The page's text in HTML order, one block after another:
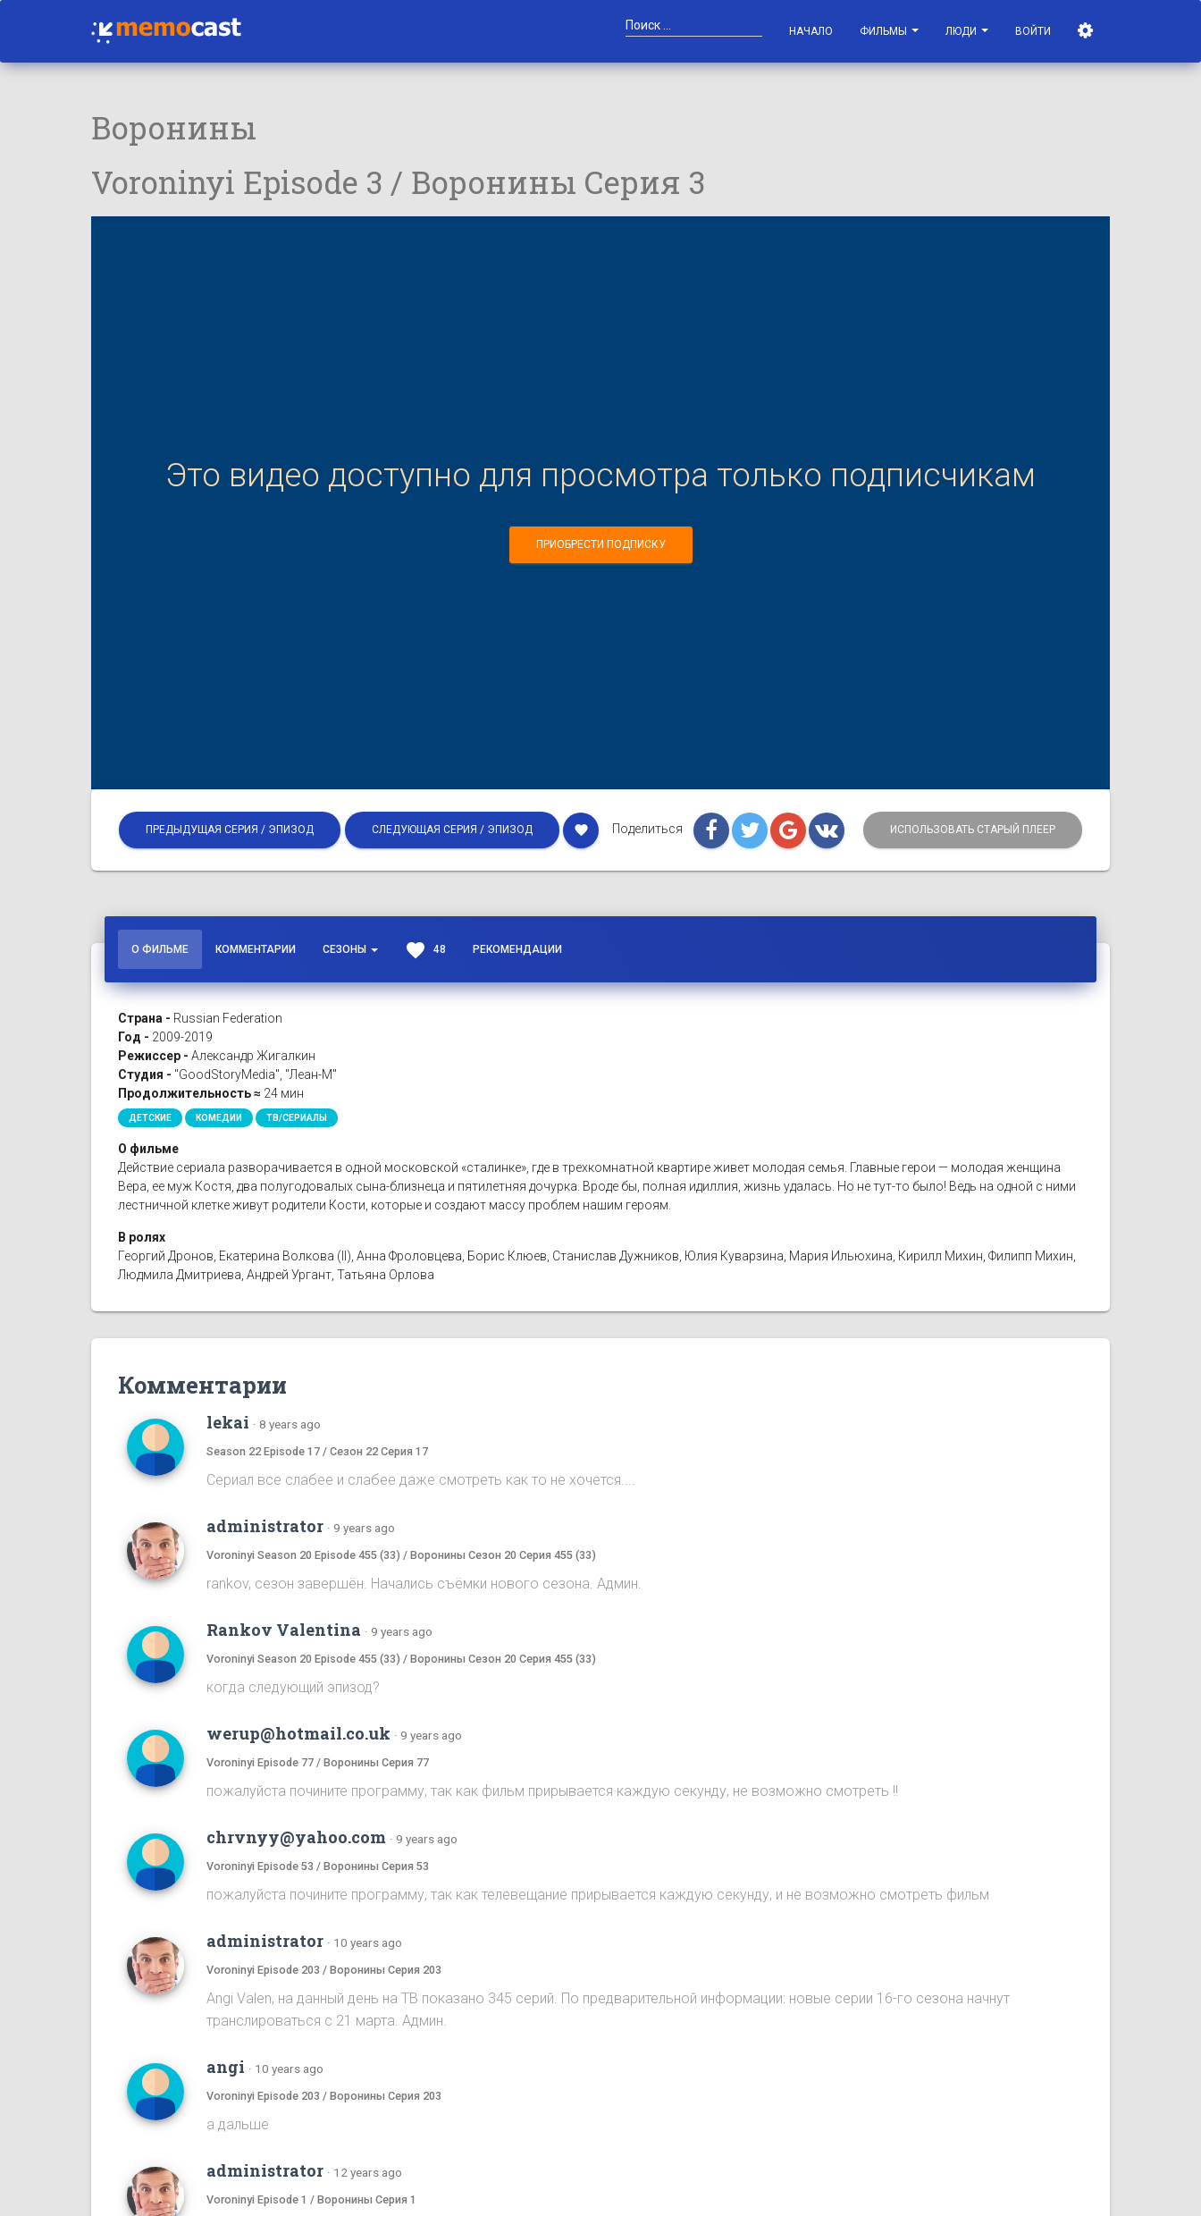
НАЧАЛО ФИЛЬМЫ ЛЮДИ ВОЙТИ
Воронины
Voroninyi Episode 3 / Воронины Серия 3
Это видео доступно для просмотра только подписчикам
ПРИОБРЕСТИ ПОДПИСКУ
ПРЕДЫДУЩАЯ СЕРИЯ / ЭПИЗОД СЛЕДУЮЩАЯ СЕРИЯ / ЭПИЗОД favorite Поделиться ИСПОЛЬЗОВАТЬ СТАРЫЙ ПЛЕЕР
О ФИЛЬМЕ КОММЕНТАРИИ СЕЗОНЫ favorite 48 РЕКОМЕНДАЦИИ
Страна - Russian Federation
Год - 2009-2019
Режиссер - Александр Жигалкин
Студия - "GoodStoryMedia", "Леан-М"
Продолжительность ≈ 24 мин
ДЕТСКИЕ КОМЕДИИ ТВ/СЕРИАЛЫ
О фильме
Действие сериала разворачивается в одной московской «сталинке», где в трехкомнатной квартире живет молодая семья. Главные герои — молодая женщина
Вера, ее муж Костя, два полугодовалых сына-близнеца и пятилетняя дочурка. Вроде бы, полная идиллия, жизнь удалась. Но не тут-то было! Ведь на одной с ними
лестничной клетке живут родители Кости, которые и создают массу проблем нашим героям.
В ролях
Георгий Дронов, Екатерина Волкова (II), Анна Фроловцева, Борис Клюев, Станислав Дужников, Юлия Куварзина, Мария Ильюхина, Кирилл Михин, Филипп Михин,
Людмила Дмитриева, Андрей Ургант, Татьяна Орлова
Комментарии
lekai · 8 years ago
Season 22 Episode 17 / Сезон 22 Серия 17
Сериал все слабее и слабее даже смотреть как то не хочется....
administrator · 9 years ago
Voroninyi Season 20 Episode 455 (33) / Воронины Сезон 20 Серия 455 (33)
rankov, сезон завершён. Начались съёмки нового сезона. Админ.
Rankov Valentina · 9 years ago
Voroninyi Season 20 Episode 455 (33) / Воронины Сезон 20 Серия 455 (33)
когда следующий эпизод?
werup@hotmail.co.uk · 9 years ago
Voroninyi Episode 77 / Воронины Серия 77
пожалуйста почините программу, так как фильм прирывается каждую секунду, не возможно смотреть !!
chrvnyy@yahoo.com · 9 years ago
Voroninyi Episode 53 / Воронины Серия 53
пожалуйста почините программу, так как телевещание прирывается каждую секунду, и не возможно смотреть фильм
administrator · 10 years ago
Voroninyi Episode 203 / Воронины Серия 203
Angi Valen, на данный день на ТВ показано 345 серий. По предварительной информации: новые серии 16-го сезона начнут
транслироваться с 21 марта. Админ.
angi · 10 years ago
Voroninyi Episode 203 / Воронины Серия 203
а дальше
administrator · 12 years ago
Voroninyi Episode 1 / Воронины Серия 1